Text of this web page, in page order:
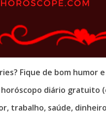
Fique de bom humor
diário gratuito
trabalho, saúde,